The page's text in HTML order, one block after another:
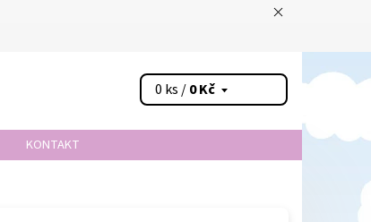
0 ks /0 Kč
KONTAKT